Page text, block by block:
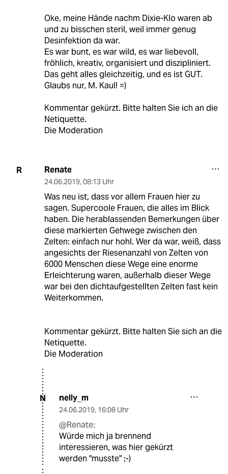
Oke, meine Hände nachm Dixie-Klo waren ab
und zu bisschen steril, weil immer genug
Desinfektion da war.
Es war bunt, es war wild, es war liebevoll,
fröhlich, kreativ, organisiert und diszipliniert.
Das geht alles gleichzeitig, und es ist GUT.
Glaubs nur, M. Kaul! =)
Kommentar gekürzt. Bitte halten Sie ich an die
Netiquette.
Die Moderation
R Renate
24.06.2019, 08:13 Uhr
Was neu ist, dass vor allem Frauen hier zu
sagen. Supercoole Frauen, die alles im Blick
haben. Die herablassenden Bemerkungen über
diese markierten Gehwege zwischen den
Zelten: einfach nur hohl. Wer da war, weiß, dass
angesichts der Riesenanzahl von Zelten von
6000 Menschen diese Wege eine enorme
Erleichterung waren, außerhalb dieser Wege
war bei den dichtaufgestellten Zelten fast kein
Weiterkommen.
Kommentar gekürzt. Bitte halten Sie sich an die
Netiquette.
Die Moderation
N nelly_m
24.06.2019, 16:08 Uhr
@Renate:
Würde mich ja brennend
interessieren, was hier gekürzt
werden "musste" ;-)